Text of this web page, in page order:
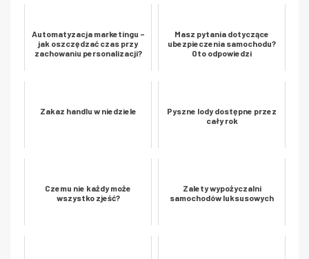
Automatyzacja marketingu –
jak oszczędzać czas przy
zachowaniu personalizacji?
Masz pytania dotyczące
ubezpieczenia samochodu?
Oto odpowiedzi
Zakaz handlu w niedziele
Pyszne lody dostępne przez
cały rok
Czemu nie każdy może
wszystko zjeść?
Zalety wypożyczalni
samochodów luksusowych